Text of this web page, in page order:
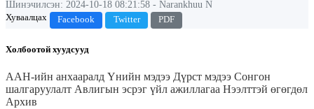
Шинэчилсэн: 2024-10-18 08:21:58 - Narankhuu N
Хуваалцах
Facebook Twitter PDF
Холбоотой хуудсууд
ААН-ийн анхааралд Үнийн мэдээ Дүрст мэдээ Сонгон
шалгаруулалт Авлигын эсрэг үйл ажиллагаа Нээлттэй өгөгдөл
Архив